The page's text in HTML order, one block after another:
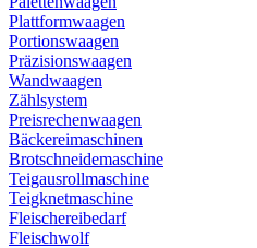
Plattformwaagen
Portionswaagen
Präzisionswaagen
Wandwaagen
Zählsystem
Preisrechenwaagen
Bäckereimaschinen
Brotschneidemaschine
Teigausrollmaschine
Teigknetmaschine
Fleischereibedarf
Fleischwolf